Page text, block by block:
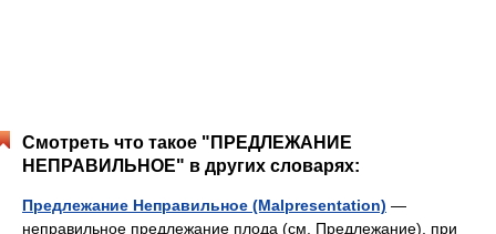
Смотреть что такое "ПРЕДЛЕЖАНИЕ
НЕПРАВИЛЬНОЕ" в других словарях:
Предлежание Неправильное (Malpresentation) —
неправильное предлежание плода (см. Предлежание), при